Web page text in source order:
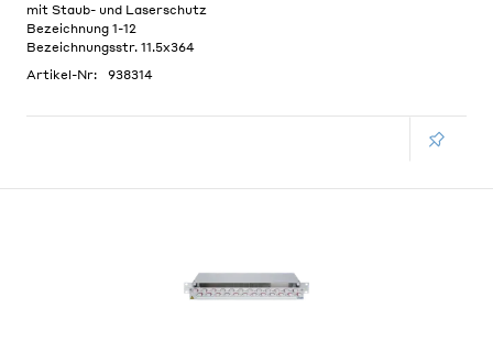
mit Staub- und Laserschutz
Bezeichnung 1-12
Bezeichnungsstr. 11.5x364
Artikel-Nr:
938314